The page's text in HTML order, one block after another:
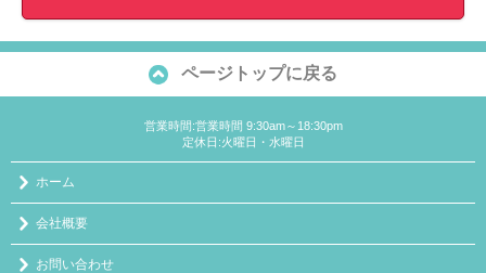
ページトップに戻る
営業時間:営業時間 9:30am～18:30pm
定休日:火曜日・水曜日
ホーム
会社概要
お問い合わせ